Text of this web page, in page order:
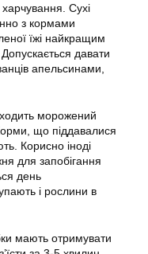
Сухі
з кормами
їжі найкращим
давати
апельсинами,
морожений
що піддавалися
Корисно іноді
для запобігання
день
і рослини в
мають отримувати